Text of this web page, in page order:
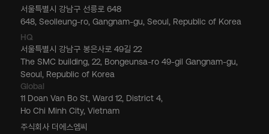
HQ
서울특별시 강남구 봉은사로 49길 22
The SMC building, 22, Bongeunsa-ro 49-gil Gangnam-gu,
Seoul, Republic of Korea
서울특별시 강남구 선릉로 648
648, Seolleung-ro, Gangnam-gu, Seoul, Republic of Korea
Global
11 Doan Van Bo St, Ward 12, District 4,
Ho Chi Minh City, Vietnam
주식회사 더에스엠씨